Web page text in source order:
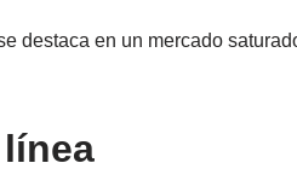
destaca en un mercado